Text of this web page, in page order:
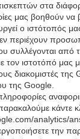
στα
μας βοηθούν να
ο ιστότοπός
περιέχουν
συλλέγονται από
τον ιστοτόπό μας
διακομιστές
της Google.
κάντε
analytics/
την